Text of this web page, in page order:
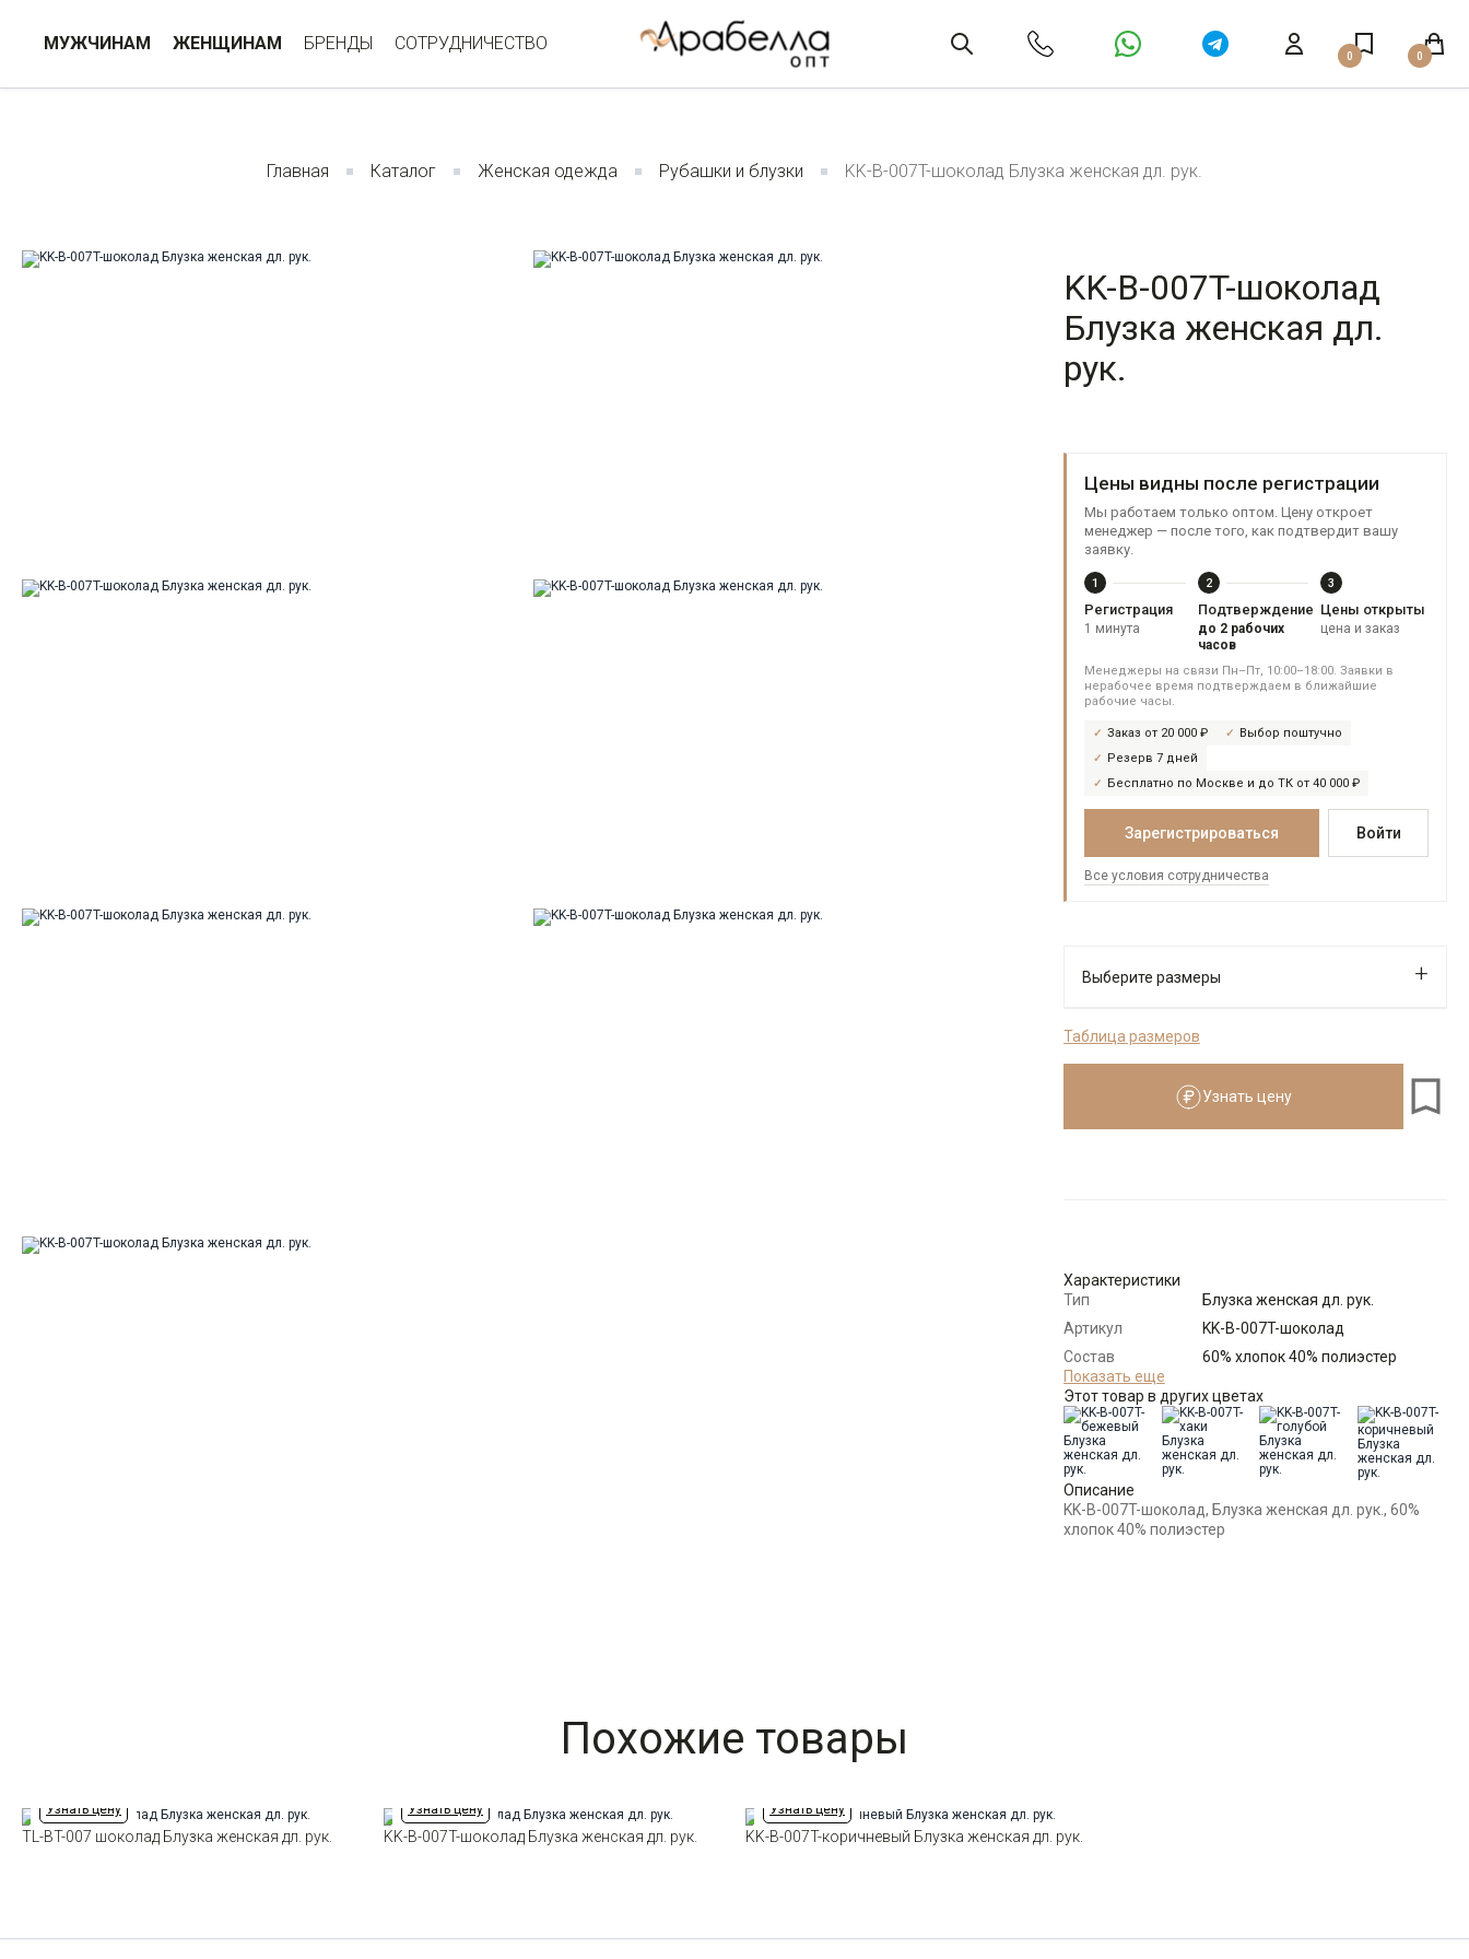
МУЖЧИНАМ ЖЕНЩИНАМ БРЕНДЫ СОТРУДНИЧЕСТВО
0 0
Главная Каталог Женская одежда Рубашки и блузки KK-B-007T-шоколад Блузка женская дл. рук.
KK-B-007T-шоколад
Блузка женская дл.
рук.
Цены видны после регистрации
Мы работаем только оптом. Цену откроет
менеджер — после того, как подтвердит вашу
заявку.
1
Регистрация
1 минута
2
Подтверждение
до 2 рабочих
часов
3
Цены открыты
цена и заказ
Менеджеры на связи Пн–Пт, 10:00–18:00. Заявки в
нерабочее время подтверждаем в ближайшие
рабочие часы.
Заказ от 20 000 ₽
Выбор поштучно
Резерв 7 дней
Бесплатно по Москве и до ТК от 40 000 ₽
Зарегистрироваться Войти
Все условия сотрудничества
Выберите размеры
Размеры для роста
Размер Количество Доступно
по 1 шт каждого доступного размера
Таблица размеров
Узнать цену
Характеристики
Тип
Блузка женская дл. рук.
Артикул
KK-B-007T-шоколад
Состав
сырья
60% хлопок 40% полиэстер
Бренд
KATHARINA KROSS (Россия)
Модель
Свободная
Цвет
Коричневый
Ворот
Манжет
прямой на 2-х пуговицах с
возм.отворота
Показать еще
Этот товар в других цветах
Описание
KK-B-007T-шоколад, Блузка женская дл. рук., 60%
хлопок 40% полиэстер
Похожие товары
Узнать цену
TL-BT-007 шоколад Блузка женская дл. рук.
Узнать цену
KK-B-007T-шоколад Блузка женская дл. рук.
Узнать цену
KK-B-007T-коричневый Блузка женская дл. рук.